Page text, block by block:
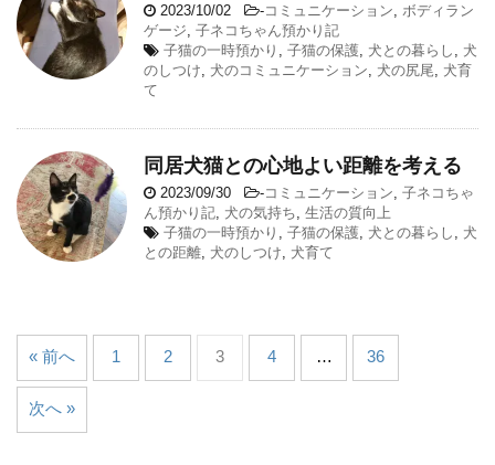
2023/10/02 -コミュニケーション
ボディラン
ゲージ 子ネコちゃん預かり記
子猫の一時預かり
子猫の保護 犬との暮らし
犬
のしつけ
犬のコミュニケーション 犬の尻尾
犬育
て
同居犬猫との心地よい距離を考える
2023/09/30 -コミュニケーション 子ネコちゃ
ん預かり記 犬の気持ち 生活の質向上
子猫の一時預かり
子猫の保護 犬との暮らし
犬
との距離 犬のしつけ 犬育て
« 前へ 1 2 3 4 … 36
次へ »